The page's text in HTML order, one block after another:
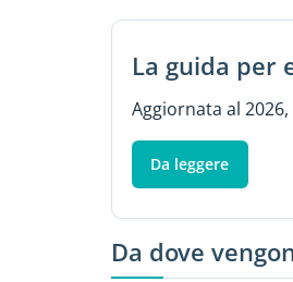
La guida per
Aggiornata al
Da leggere
Da dove